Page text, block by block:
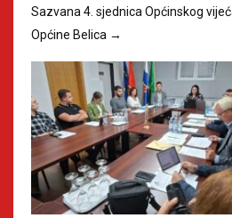
Sazvana 4. sjednica Općinskog
Općine Belica →